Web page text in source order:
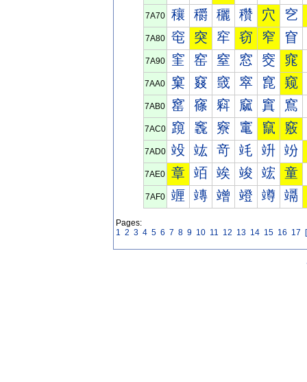
7A70 穰 穱 穲 穳 穴 穵
7A80 窀 突 窂 窃 窄 窅
7A90 窐 窑 窒 窓 窔 窕
7AA0 窠 窡 窢 窣 窤 窥
7AB0 窰 窱 窲 窳 窴 窵
7AC0 竀 竁 竂 竃 竄 竅
7AD0 竐 竑 竒 竓 竔 竕
7AE0 章 竡 竢 竣 竤 童
7AF0 竰 竱 竲 竳 竴 竵
Pages:
1 2 3 4 5 6 7 8 9 10 11 12 13 14 15 16 17